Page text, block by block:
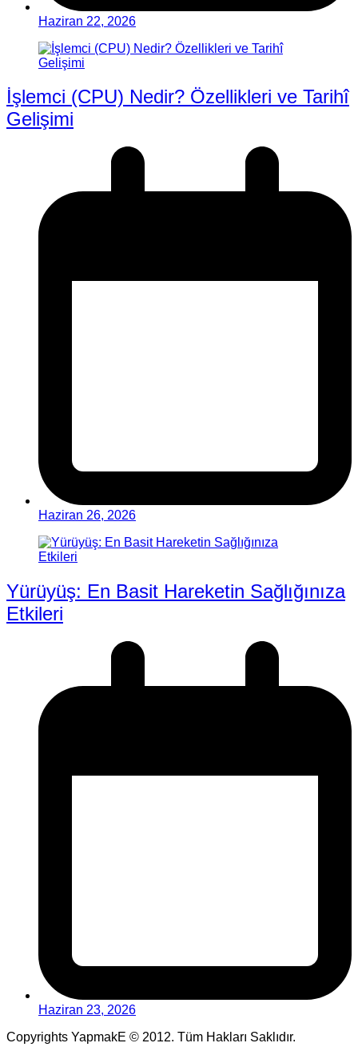
Haziran 22, 2026
İşlemci (CPU) Nedir? Özellikleri ve Tarihî
Gelişimi
Haziran 26, 2026
Yürüyüş: En Basit Hareketin Sağlığınıza
Etkileri
Haziran 23, 2026
Copyrights YapmakE © 2012. Tüm Hakları Saklıdır.